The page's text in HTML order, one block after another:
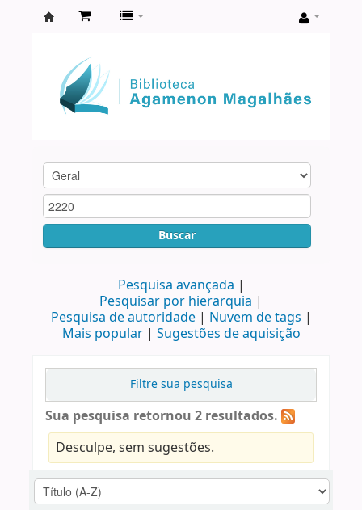
Agamenon
Magalhães
Buscar
Pesquisa avançada
Pesquisar por hierarquia
Pesquisa de autoridade
Nuvem de tags
Mais popular
Sugestões de aquisição
Filtre sua pesquisa
Sua pesquisa retornou 2 resultados.
Desculpe, sem sugestões.